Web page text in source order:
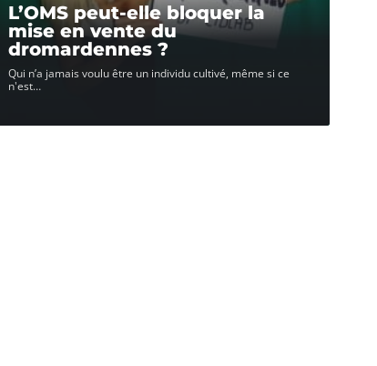
L’OMS peut-elle bloquer la
mise en vente du
dromardennes ?
Qui n’a jamais voulu être un individu cultivé, même si ce
n'est…